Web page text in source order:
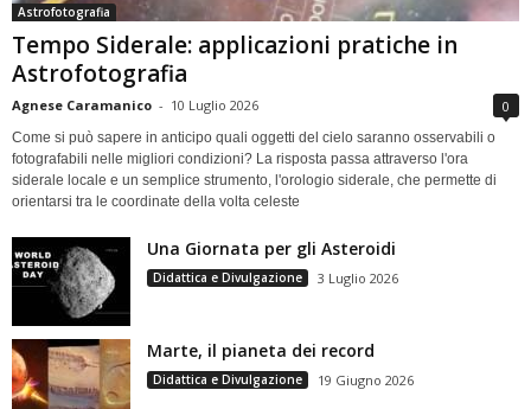
Astrofotografia
Tempo Siderale: applicazioni pratiche in
Astrofotografia
Agnese Caramanico - 10 Luglio 2026 0
Come si può sapere in anticipo quali oggetti del cielo saranno osservabili o
fotografabili nelle migliori condizioni? La risposta passa attraverso l'ora
siderale locale e un semplice strumento, l'orologio siderale, che permette di
orientarsi tra le coordinate della volta celeste
Una Giornata per gli Asteroidi
Didattica e Divulgazione 3 Luglio 2026
Marte, il pianeta dei record
Didattica e Divulgazione 19 Giugno 2026